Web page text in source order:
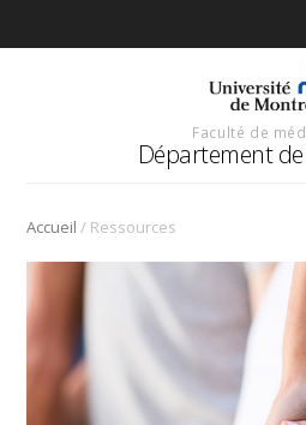
Faculté de
Département
Accueil / Ressources